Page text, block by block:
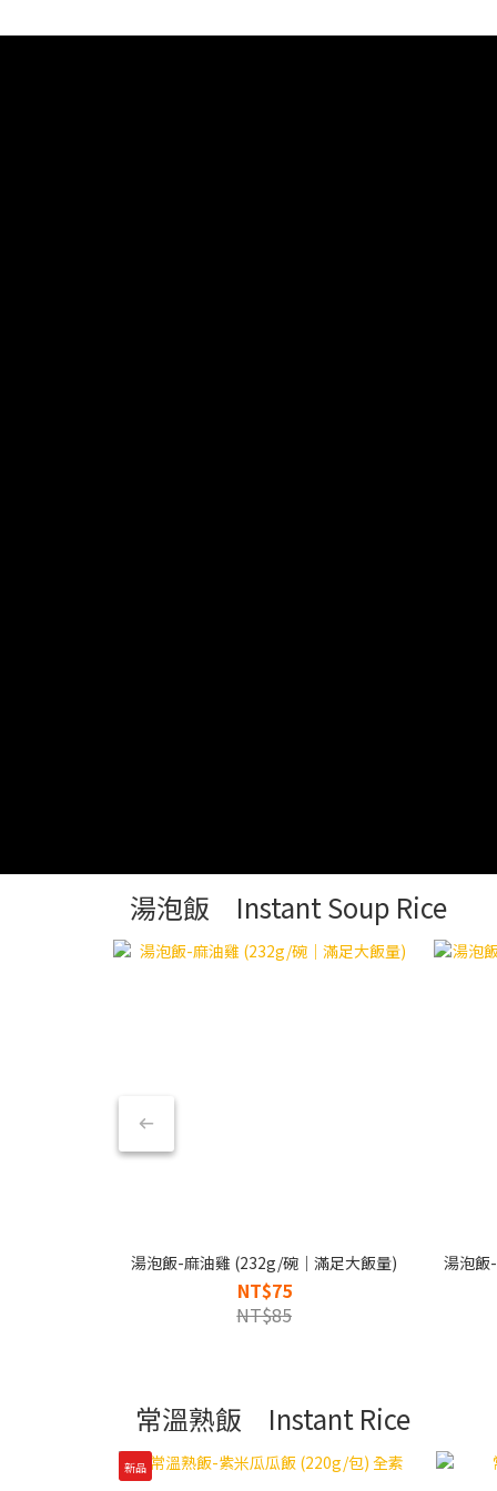
湯泡飯 Instant Soup Rice
湯泡飯-麻油雞 (232g/碗｜滿足大飯量)
NT$75
NT$85
湯泡飯
常溫熟飯 Instant Rice
新品